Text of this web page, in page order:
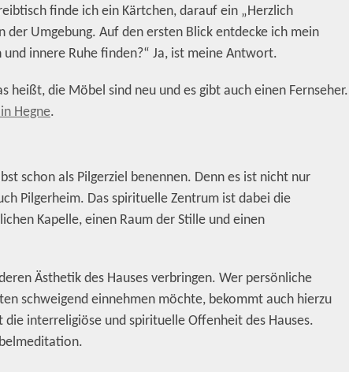
finde ich ein Kärtchen, darauf ein „Herzlich
Umgebung. Auf den ersten Blick entdecke ich mein
innere Ruhe finden?“ Ja, ist meine Antwort.
heißt, die Möbel sind neu und es gibt auch einen Fernseher.
Hegne.
schon als Pilgerziel benennen. Denn es ist nicht nur
Pilgerheim. Das spirituelle Zentrum ist dabei die
Kapelle, einen Raum der Stille und einen
Ästhetik des Hauses verbringen. Wer persönliche
schweigend einnehmen möchte, bekommt auch hierzu
interreligiöse und spirituelle Offenheit des Hauses.